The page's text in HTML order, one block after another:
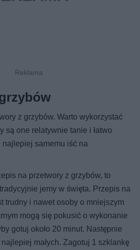
z grzybów. Warto wykorzystać
są one relatywnie tanie i łatwo
samemu iść na
na przetwory z grzybów, to
jemy w święta. Przepis na
trudny i nawet osoby o mniejszym
mogą się pokusić o wykonanie
gotuj około 20 minut. Następnie
najlepiej małych. Zagotuj 1 szklankę